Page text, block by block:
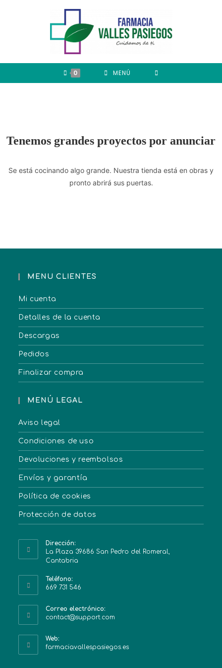
0 MENÚ
Tenemos grandes proyectos por anunciar
Se está cocinando algo grande. Nuestra tienda está en obras y
pronto abrirá sus puertas.
MENU CLIENTES
Mi cuenta
Detalles de la cuenta
Descargas
Pedidos
Finalizar compra
MENÚ LEGAL
Aviso legal
Condiciones de uso
Devoluciones y reembolsos
Envíos y garantía
Política de cookies
Protección de datos
Dirección:
La Plaza 39686 San Pedro del Romeral,
Cantabria
Teléfono:
669 731 546
Correo electrónico:
contact@support.com
Web:
farmaciavallespasiegos.es